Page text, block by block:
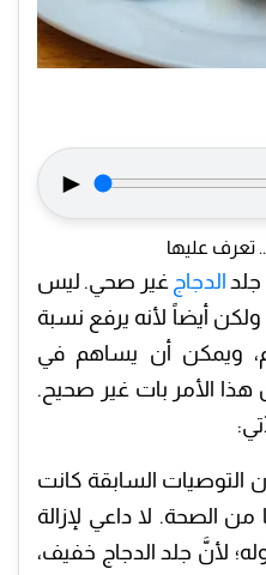
►
تعرف عليها
جلد الدجاج غير صحي. ليس
ولكن أيضاً لأنه يرفع نسبة
ويمكن أن يساهم في
هذا الأمر بات غير صحيح.
التوصيات السابقة كانت
الصحة. لا داعي لإزالة
لأنَّ جلد الدجاج خفيف،